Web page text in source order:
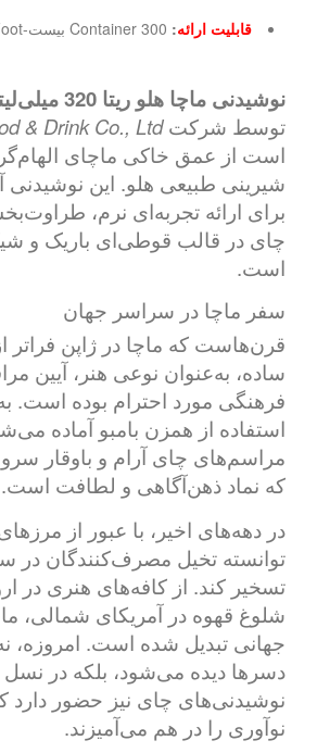
قابلیت ارائه: 300 Container بیست-Foot/ماه ها
نوشیدنی ماچا هلو ریتا 320 میلی‌لیتری
توسط شرکت& Drink Co., Ltd
است از عمق خاکی ماچای
شیرینی طبیعی هلو. این
برای ارائه تجربه‌ای نرم،
چای در قالب قوطی‌ای باریک و
است.
سفر ماچا در سراسر جهان
قرن‌هاست که ماچا در ژاپن فراتر
ساده، به‌عنوان نوعی هنر، آیین
فرهنگی مورد احترام بوده است.
استفاده از همزن بامبو آماده
مراسم‌های چای آرام و باوقار
که نماد ذهن‌آگاهی و لطافت است.
در دهه‌های اخیر، با عبور از
توانسته تخیل مصرف‌کنندگان در
تسخیر کند. از کافه‌های هنری در
شلوغ قهوه در آمریکای شمالی،
جهانی تبدیل شده است. امروزه، نه
دسرها دیده می‌شود، بلکه در نسل
نوشیدنی‌های چای نیز حضور دارد
نوآوری را در هم می‌آمیزند.